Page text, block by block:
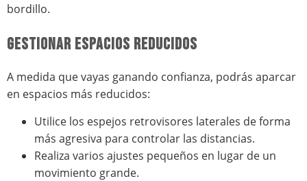
bordillo.
GESTIONAR ESPACIOS REDUCIDOS
A medida que vayas ganando confianza, podrás aparcar
en espacios más reducidos:
Utilice los espejos retrovisores laterales de forma
más agresiva para controlar las distancias.
Realiza varios ajustes pequeños en lugar de un
movimiento grande.